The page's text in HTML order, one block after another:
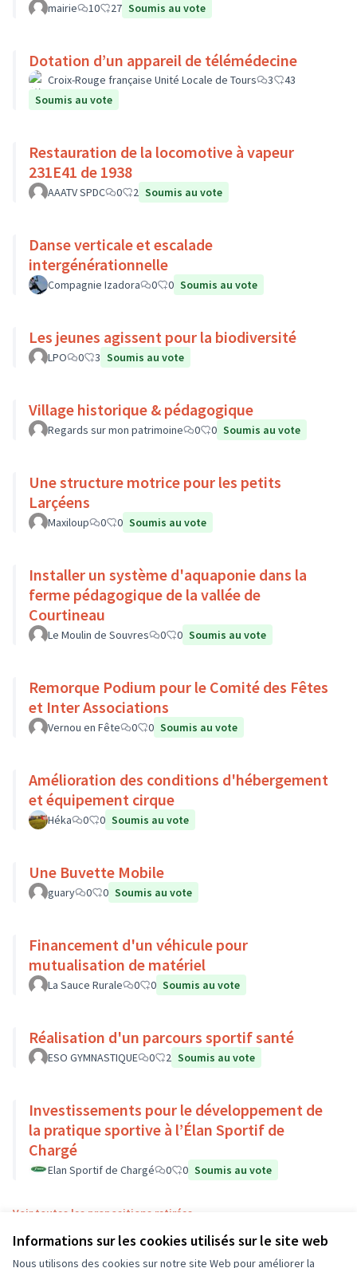
Informations sur les cookies utilisés sur le site web
Nous utilisons des cookies sur notre site Web pour améliorer la
mairie 10 27 Soumis au vote
Dotation d’un appareil de télémédecine
Croix-Rouge française Unité Locale de Tours 3
43
Soumis au vote
Restauration de la locomotive à vapeur
231E41 de 1938
AAATV SPDC 0 2 Soumis au vote
Danse verticale et escalade
intergénérationnelle
Compagnie Izadora 0 0 Soumis au vote
Les jeunes agissent pour la biodiversité
LPO 0 3 Soumis au vote
Village historique & pédagogique
Regards sur mon patrimoine 0 0 Soumis au vote
Une structure motrice pour les petits
Larçéens
Maxiloup 0 0 Soumis au vote
Installer un système d'aquaponie dans la
ferme pédagogique de la vallée de
Courtineau
Le Moulin de Souvres 0 0 Soumis au vote
Remorque Podium pour le Comité des Fêtes
et Inter Associations
Vernou en Fête 0 0 Soumis au vote
Amélioration des conditions d'hébergement
et équipement cirque
Héka 0 0 Soumis au vote
Une Buvette Mobile
guary 0 0 Soumis au vote
Financement d'un véhicule pour
mutualisation de matériel
La Sauce Rurale 0 0 Soumis au vote
Réalisation d'un parcours sportif santé
ESO GYMNASTIQUE 0 2 Soumis au vote
Investissements pour le développement de
la pratique sportive à l’Élan Sportif de
Chargé
Elan Sportif de Chargé 0 0 Soumis au vote
Voir toutes les propositions retirées